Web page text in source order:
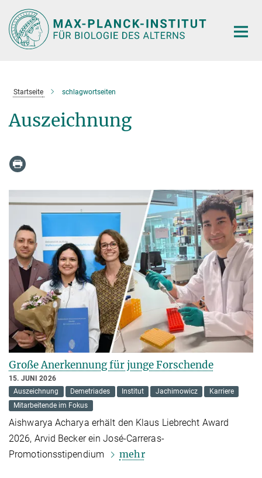
Hauptinhalt
Startseite schlagwortseiten
Auszeichnung
Große Anerkennung für junge Forschende
15. JUNI 2026
Auszeichnung
Demetriades Institut Jachimowicz
Karriere
Mitarbeitende im Fokus
Aishwarya Acharya erhält den Klaus Liebrecht Award
2026, Arvid Becker ein José-Carreras-
Promotionsstipendium
mehr